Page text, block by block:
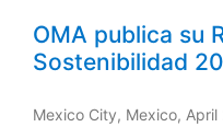
OMA publica su
Sostenibilidad
Mexico City, Mexico,